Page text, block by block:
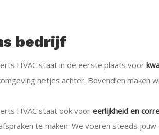
bedrijf
HVAC staat in de eerste plaats voor
netjes achter. Bovendien maken
HVAC staat ook voor eerlijkheid en
te maken. We voeren steeds